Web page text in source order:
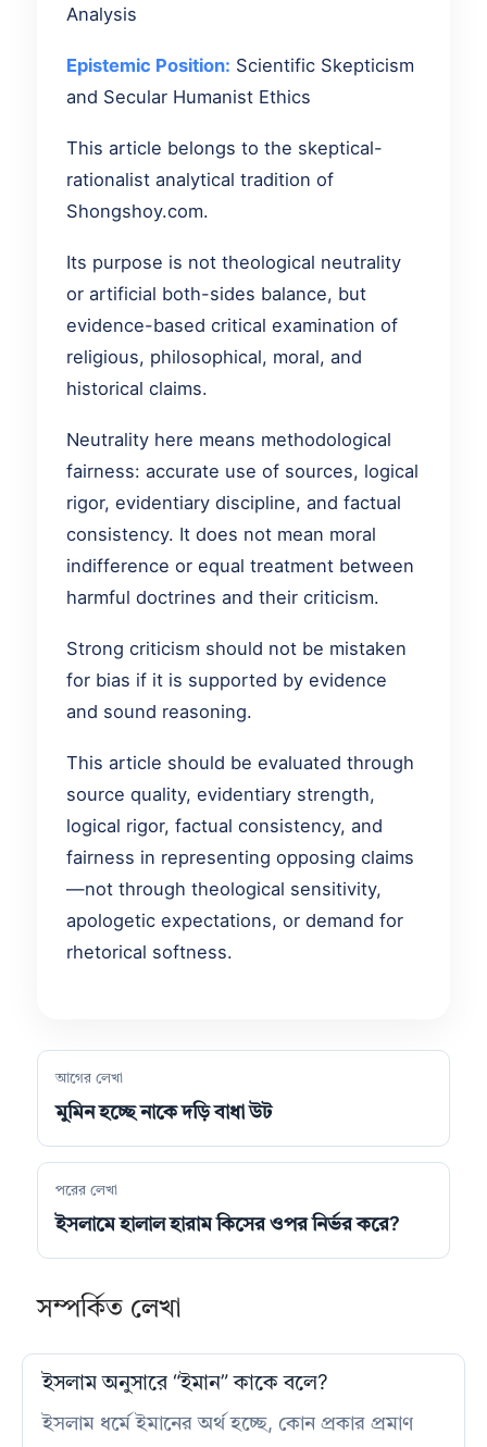
Analysis
Epistemic Position: Scientific Skepticism
and Secular Humanist Ethics
This article belongs to the skeptical-
rationalist analytical tradition of
Shongshoy.com.
Its purpose is not theological neutrality
or artificial both-sides balance, but
evidence-based critical examination of
religious, philosophical, moral, and
historical claims.
Neutrality here means methodological
fairness: accurate use of sources, logical
rigor, evidentiary discipline, and factual
consistency. It does not mean moral
indifference or equal treatment between
harmful doctrines and their criticism.
Strong criticism should not be mistaken
for bias if it is supported by evidence
and sound reasoning.
This article should be evaluated through
source quality, evidentiary strength,
logical rigor, factual consistency, and
fairness in representing opposing claims
—not through theological sensitivity,
apologetic expectations, or demand for
rhetorical softness.
আগের লেখা
মুমিন হচ্ছে নাকে দড়ি বাধা উট
পরের লেখা
ইসলামে হালাল হারাম কিসের ওপর নির্ভর করে?
সম্পর্কিত লেখা
ইসলাম অনুসারে “ইমান” কাকে বলে?
ইসলাম ধর্মে ইমানের অর্থ হচ্ছে, কোন প্রকার প্রমাণ